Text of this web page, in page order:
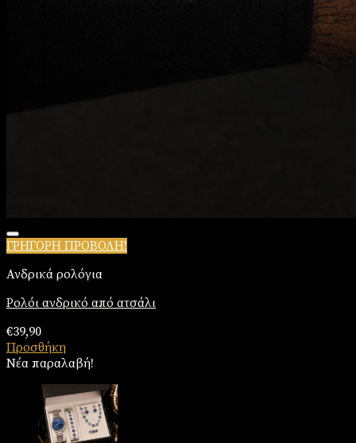
ΓΡΗΓΟΡΗ ΠΡΟΒΟΛΗ!
Ανδρικά ρολόγια
Ρολόι ανδρικό από ατσάλι
€39,90
Προσθήκη
Νέα παραλαβή!